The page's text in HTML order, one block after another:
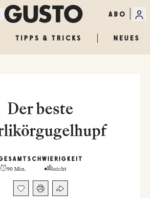
ABO
TIPPS & TRICKS NEUES
Der beste
90 Min.
SCHWIERIGKEIT
leicht